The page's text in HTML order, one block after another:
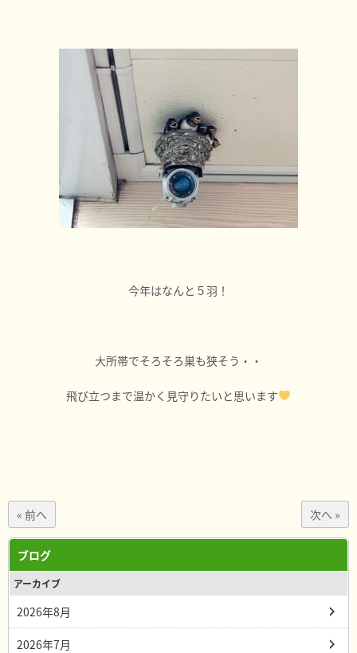
今年はなんと５羽！
大所帯でそろそろ巣も狭そう・・
飛び立つまで温かく見守りたいと思います
« 前へ 次へ »
ブログ
アーカイブ
2026年8月
2026年7月